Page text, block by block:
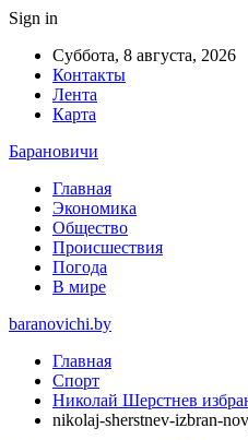
Sign in
Суббота, 8 августа, 2026
Контакты
Лента
Карта
Барановичи
Главная
Экономика
Общество
Происшествия
Погода
В мире
baranovichi.by
Главная
Спорт
Николай Шерстнев
nikolaj-sherstnev-izbran-